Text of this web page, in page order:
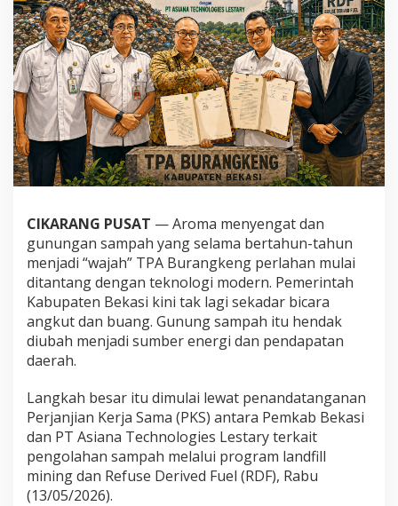
CIKARANG PUSAT — Aroma menyengat dan
gunungan sampah yang selama bertahun-tahun
menjadi “wajah” TPA Burangkeng perlahan mulai
ditantang dengan teknologi modern. Pemerintah
Kabupaten Bekasi kini tak lagi sekadar bicara
angkut dan buang. Gunung sampah itu hendak
diubah menjadi sumber energi dan pendapatan
daerah.
Langkah besar itu dimulai lewat penandatanganan
Perjanjian Kerja Sama (PKS) antara Pemkab Bekasi
dan PT Asiana Technologies Lestary terkait
pengolahan sampah melalui program landfill
mining dan Refuse Derived Fuel (RDF), Rabu
(13/05/2026).